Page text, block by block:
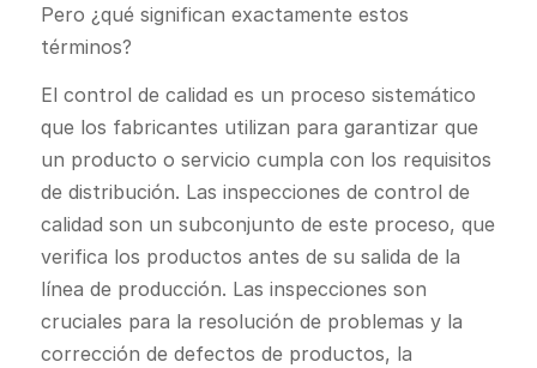
Pero ¿qué significan exactamente estos
términos?
El control de calidad es un proceso sistemático
que los fabricantes utilizan para garantizar que
un producto o servicio cumpla con los requisitos
de distribución. Las inspecciones de control de
calidad son un subconjunto de este proceso, que
verifica los productos antes de su salida de la
línea de producción. Las inspecciones son
cruciales para la resolución de problemas y la
corrección de defectos de productos, la